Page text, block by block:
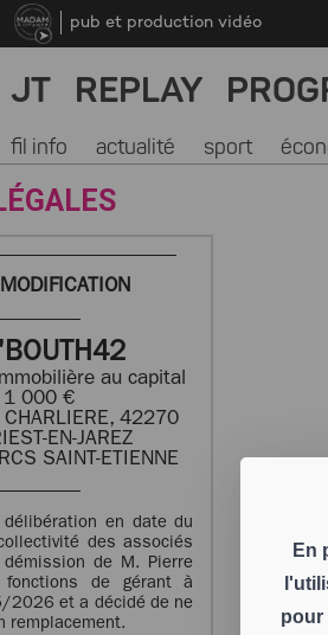
En
pour
pub et production vidéo
JT REPLAY
fil info actualité sport
au capital
1 000 €
42270
EN-JAREZ
SAINT-ETIENNE
délibération en date du
des associés
de M. Pierre
fonctions de gérant à
et a décidé de ne
remplacement.